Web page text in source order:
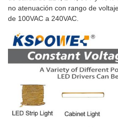
no atenuación con rango de
de 100VAC a 240VAC.